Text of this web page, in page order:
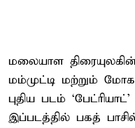
மலையாள
மம்முட்டி மற்றும்
புதிய படம்
இப்படத்தில் பகத்